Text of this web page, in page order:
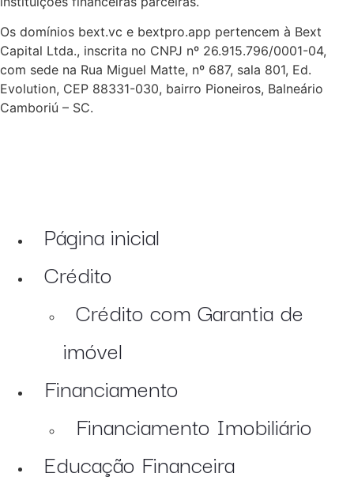
Os domínios bext.vc e bextpro.app pertencem à Bext
Capital Ltda., inscrita no CNPJ nº 26.915.796/0001-04,
com sede na Rua Miguel Matte, nº 687, sala 801, Ed.
Evolution, CEP 88331-030, bairro Pioneiros, Balneário
Camboriú – SC.
Página inicial
Crédito
Crédito com Garantia de
imóvel
Financiamento
Financiamento Imobiliário
Educação Financeira